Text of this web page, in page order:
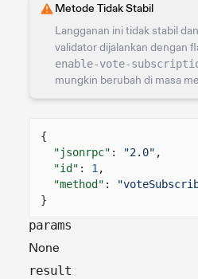
Metode Tidak Stabil
Langganan ini tidak stabil
validator dijalankan dengan
enable-vote-
mungkin berubah di masa
{
"jsonrpc" : "2.0" ,
"id" : 1 ,
"method" :
}
params
None
result